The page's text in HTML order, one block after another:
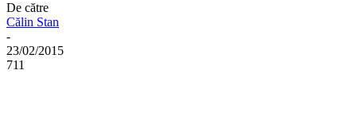
De către
Călin Stan
-
23/02/2015
711